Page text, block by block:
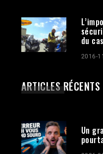
du
2016-
ARTICLES RÉCENTS
Un